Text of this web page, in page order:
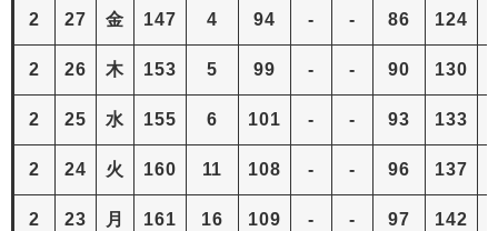
2 27 金 147 4 94 - - 86 124
2 26 木 153 5 99 - - 90 130
2 25 水 155 6 101 - - 93 133
2 24 火 160 11 108 - - 96 137
2 23 月 161 16 109 - - 97 142